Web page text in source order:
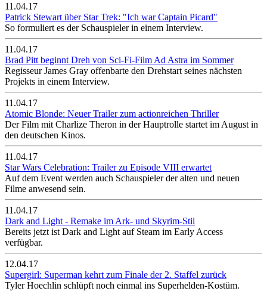
11.04.17
Patrick Stewart über Star Trek: "Ich war Captain Picard"
So formuliert es der Schauspieler in einem Interview.
11.04.17
Brad Pitt beginnt Dreh von Sci-Fi-Film Ad Astra im Sommer
Regisseur James Gray offenbarte den Drehstart seines nächsten
Projekts in einem Interview.
11.04.17
Atomic Blonde: Neuer Trailer zum actionreichen Thriller
Der Film mit Charlize Theron in der Hauptrolle startet im August in
den deutschen Kinos.
11.04.17
Star Wars Celebration: Trailer zu Episode VIII erwartet
Auf dem Event werden auch Schauspieler der alten und neuen
Filme anwesend sein.
11.04.17
Dark and Light - Remake im Ark- und Skyrim-Stil
Bereits jetzt ist Dark and Light auf Steam im Early Access
verfügbar.
12.04.17
Supergirl: Superman kehrt zum Finale der 2. Staffel zurück
Tyler Hoechlin schlüpft noch einmal ins Superhelden-Kostüm.